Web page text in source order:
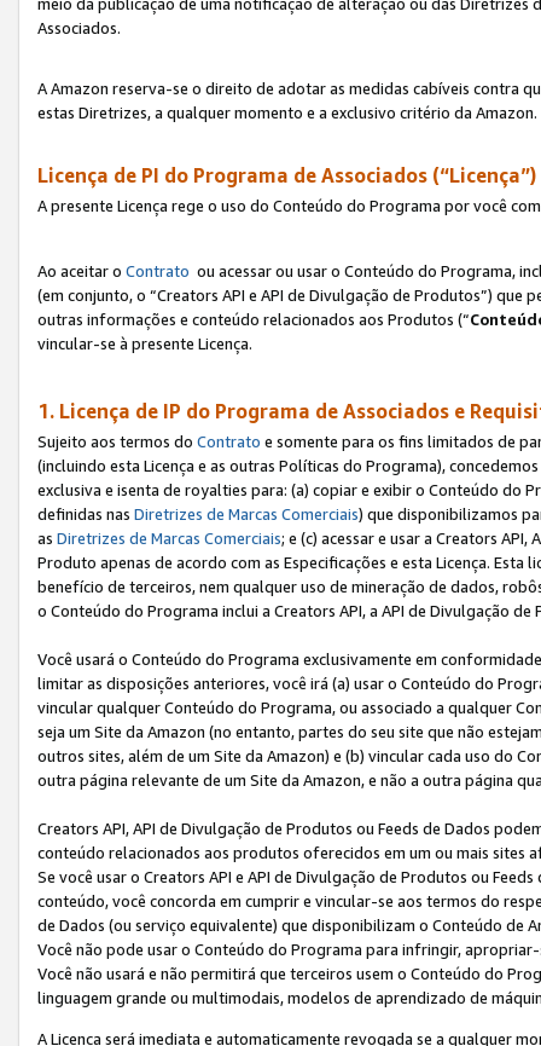
Associados.
A Amazon reserva-se o direito de adotar as medidas cabíveis contra
estas Diretrizes, a qualquer momento e a exclusivo critério da Amazon.
Licença de PI do Programa de Associados (“Licença”)
A presente Licença rege o uso do Conteúdo do Programa por você
Ao aceitar o Contrato ou acessar ou usar o Conteúdo do Programa,
(em conjunto, o “Creators API e API de Divulgação de Produtos”)
outras informações e conteúdo relacionados aos Produtos (“
vincular-se à presente Licença.
1. Licença de IP do Programa de Associados e
Sujeito aos termos do Contrato e somente para os fins limitados de
(incluindo esta Licença e as outras Políticas do Programa),
exclusiva e isenta de royalties para: (a) copiar e exibir o Conteúdo do
definidas nas Diretrizes de Marcas Comerciais) que disponibilizamos
as Diretrizes de Marcas Comerciais; e (c) acessar e usar a Creators
Produto apenas de acordo com as Especificações e esta Licença.
benefício de terceiros, nem qualquer uso de mineração de dados,
o Conteúdo do Programa inclui a Creators API, a API de Divulgação
Você usará o Conteúdo do Programa exclusivamente em
limitar as disposições anteriores, você irá (a) usar o Conteúdo do
vincular qualquer Conteúdo do Programa, ou associado a qualquer
seja um Site da Amazon (no entanto, partes do seu site que não
outros sites, além de um Site da Amazon) e (b) vincular cada uso do
outra página relevante de um Site da Amazon, e não a outra página
Creators API, API de Divulgação de Produtos ou Feeds de Dados
conteúdo relacionados aos produtos oferecidos em um ou mais sites
Se você usar o Creators API e API de Divulgação de Produtos ou
conteúdo, você concorda em cumprir e vincular-se aos termos do
de Dados (ou serviço equivalente) que disponibilizam o Conteúdo de
Você não pode usar o Conteúdo do Programa para infringir,
Você não usará e não permitirá que terceiros usem o Conteúdo do
linguagem grande ou multimodais, modelos de aprendizado de
A Licença será imediata e automaticamente revogada se a qualquer